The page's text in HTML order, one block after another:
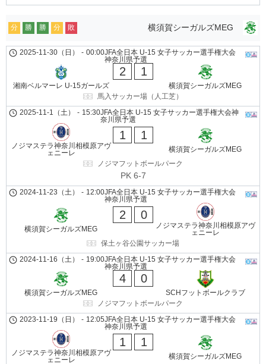
横須賀シーガルズMEG
分 勝 勝 分 敗
JFA全日本 U-15 女子サッカー選手権大会
神奈川県予選
2025-11-30（日） - 00:00
湘南ベルマーレ U-15ガールズ
2 1
横須賀シーガルズMEG
馬入サッカー場（人工芝）
JFA全日本 U-15 女子サッカー選手権大会神
奈川県予選
2025-11-1（土） - 15:30
ノジマステラ神奈川相模原アヴ
ェニーレ
1 1
横須賀シーガルズMEG
ノジマフットボールパーク
PK 6-7
JFA全日本 U-15 女子サッカー選手権大会
神奈川県予選
2024-11-23（土） - 12:00
横須賀シーガルズMEG
2 0
ノジマステラ神奈川相模原アヴ
ェニーレ
保土ヶ谷公園サッカー場
JFA全日本 U-15 女子サッカー選手権大会
神奈川県予選
2024-11-16（土） - 19:00
横須賀シーガルズMEG
4 0
SCHフットボールクラブ
ノジマフットボールパーク
JFA全日本 U-15 女子サッカー選手権大会
神奈川県予選
2023-11-19（日） - 12:05
ノジマステラ神奈川相模原アヴ
ェニーレ
1 1
横須賀シーガルズMEG